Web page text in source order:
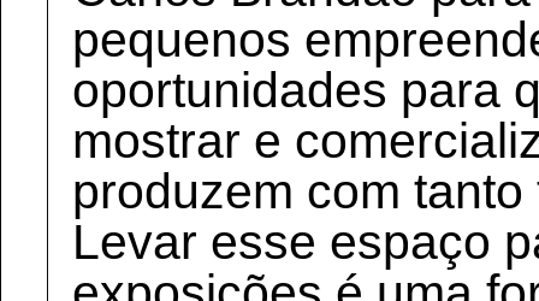
pequenos
oportunidades para
mostrar e
produzem com
Levar esse espaço